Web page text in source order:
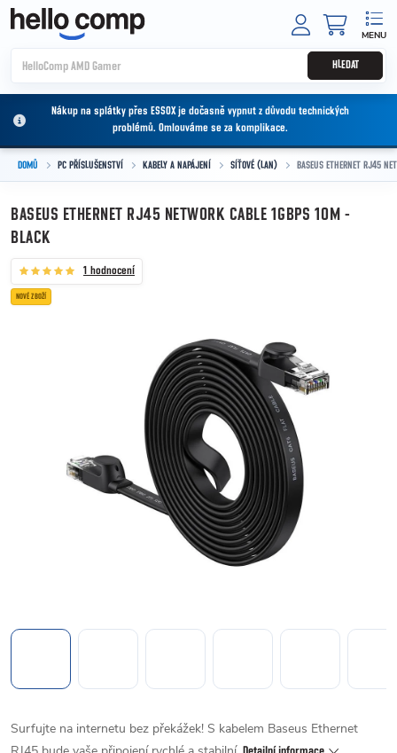
Přejít na obsah
HLEDAT
Nákup na splátky přes ESSOX je dočasně vypnut z důvodu technických
problémů. Omlouváme se za komplikace.
DOMŮ PC PŘÍSLUŠENSTVÍ KABELY A NAPÁJENÍ SÍŤOVÉ (LAN) BASEUS ETHERNET RJ45
BASEUS ETHERNET RJ45 NETWORK CABLE 1GBPS 10M -
BLACK
1 hodnocení
NOVÉ ZBOŽÍ
Surfujte na internetu bez překážek! S kabelem Baseus Ethernet